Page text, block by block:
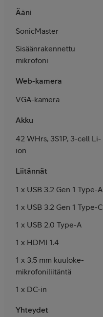
Ääni
SonicMaster
Sisäänrakennettu
mikrofoni
Web-kamera
VGA-kamera
Akku
42 WHrs, 3S1P, 3-cell Li-
ion
Liitännät
1 x USB 3.2 Gen 1 Type-A
1 x USB 3.2 Gen 1 Type-C
1 x USB 2.0 Type-A
1 x HDMI 1.4
1 x 3,5 mm kuuloke-
mikrofoniliitäntä
1 x DC-in
Yhteydet